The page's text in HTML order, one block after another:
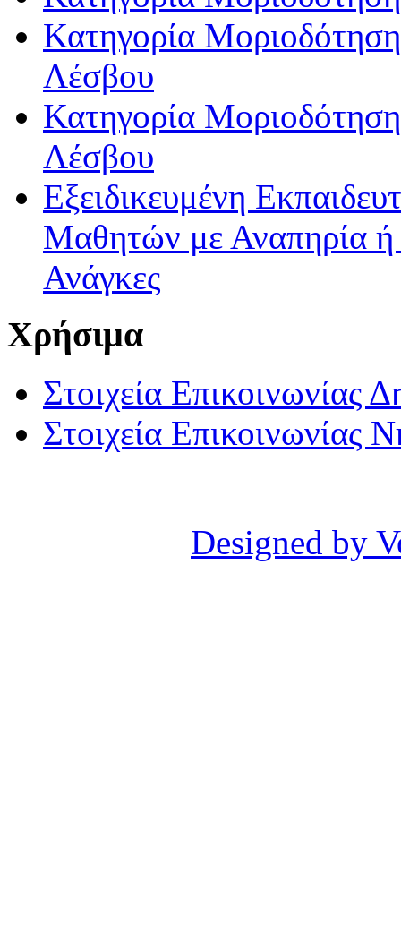
Κατηγορία
Λέσβου
Κατηγορία
Λέσβου
Εξειδικευμένη
Μαθητών με Αναπηρία ή /
Ανάγκες
Χρήσιμα
Στοιχεία Επικοινωνίας
Στοιχεία Επικοινωνίας
Designed by